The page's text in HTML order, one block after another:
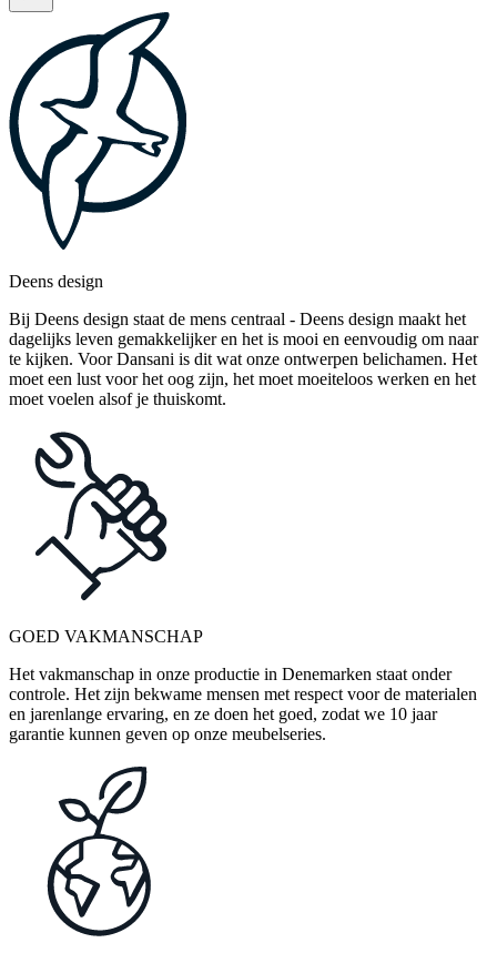
Deens design
Bij Deens design staat de mens centraal - Deens design maakt het
dagelijks leven gemakkelijker en het is mooi en eenvoudig om naar
te kijken. Voor Dansani is dit wat onze ontwerpen belichamen. Het
moet een lust voor het oog zijn, het moet moeiteloos werken en het
moet voelen alsof je thuiskomt.
GOED VAKMANSCHAP
Het vakmanschap in onze productie in Denemarken staat onder
controle. Het zijn bekwame mensen met respect voor de materialen
en jarenlange ervaring, en ze doen het goed, zodat we 10 jaar
garantie kunnen geven op onze meubelseries.